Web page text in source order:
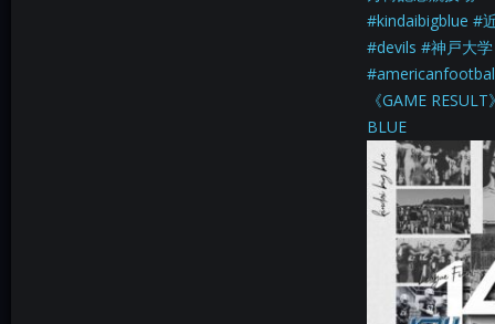
《GAME
BLUE